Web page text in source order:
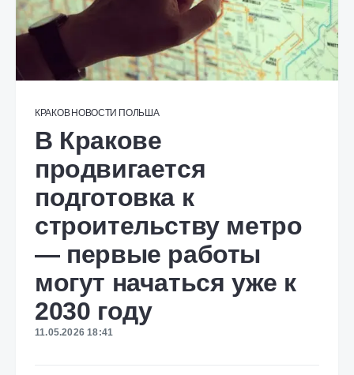
КРАКОВ НОВОСТИ ПОЛЬША
В Кракове
продвигается
подготовка к
строительству метро
— первые работы
могут начаться уже к
2030 году
11.05.2026 18:41